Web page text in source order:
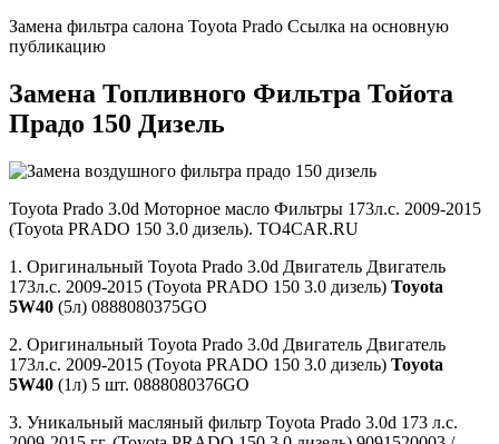
Замена фильтра салона Toyota Prado Ссылка на основную
публикацию
Замена Топливного Фильтра Тойота
Прадо 150 Дизель
Toyota Prado 3.0d Моторное масло Фильтры 173л.с. 2009-2015
(Toyota PRADO 150 3.0 дизель). TO4CAR.RU
1. Оригинальный Toyota Prado 3.0d Двигатель Двигатель
173л.с. 2009-2015 (Toyota PRADO 150 3.0 дизель) Toyota
5W40 (5л) 0888080375GO
2. Оригинальный Toyota Prado 3.0d Двигатель Двигатель
173л.с. 2009-2015 (Toyota PRADO 150 3.0 дизель) Toyota
5W40 (1л) 5 шт. 0888080376GO
3. Уникальный масляный фильтр Toyota Prado 3.0d 173 л.с.